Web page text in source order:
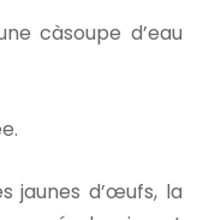
càsoupe d’eau
jaunes d’œufs, la